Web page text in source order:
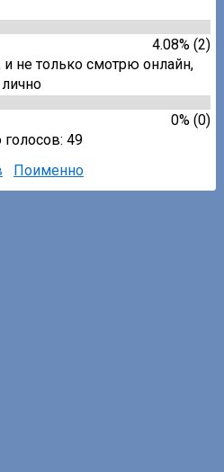
4.08% (2)
не только смотрю онлайн,
0% (0)
голосов: 49
Поименно